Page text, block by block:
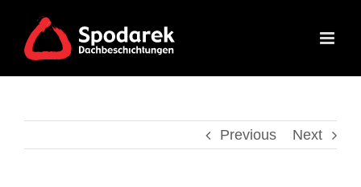
content
Previous Next